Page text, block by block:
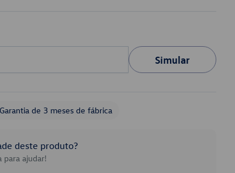
Simular
Garantia de 3 meses de fábrica
deste produto?
para ajudar!